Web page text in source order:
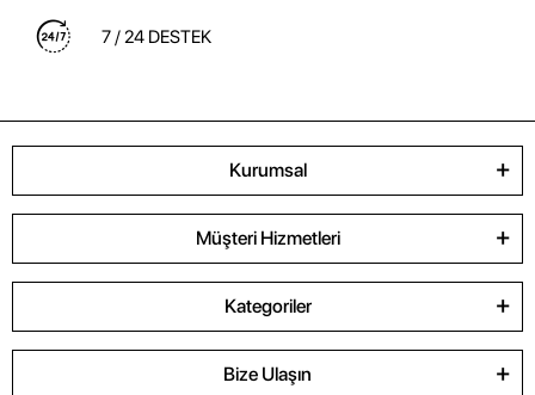
7 / 24 DESTEK
Kurumsal
Müşteri Hizmetleri
Kategoriler
Bize Ulaşın